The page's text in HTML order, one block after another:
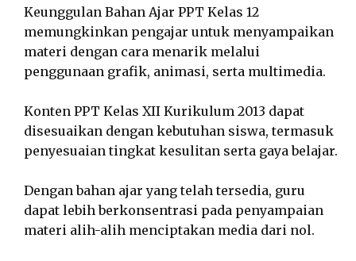
Keunggulan Bahan Ajar PPT Kelas 12
memungkinkan pengajar untuk menyampaikan
materi dengan cara menarik melalui
penggunaan grafik, animasi, serta multimedia.
Konten PPT Kelas XII Kurikulum 2013 dapat
disesuaikan dengan kebutuhan siswa, termasuk
penyesuaian tingkat kesulitan serta gaya belajar.
Dengan bahan ajar yang telah tersedia, guru
dapat lebih berkonsentrasi pada penyampaian
materi alih-alih menciptakan media dari nol.